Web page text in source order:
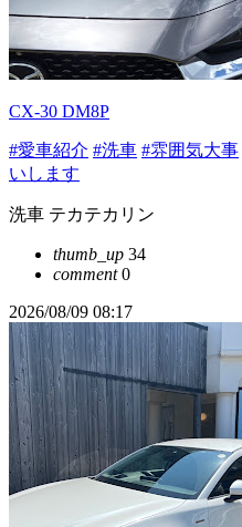
CX-30 DM8P
#愛車紹介 #洗車 #雰囲気大事
いします
洗車 テカテカリン
thumb_up 34
comment0
2026/08/09 08:17